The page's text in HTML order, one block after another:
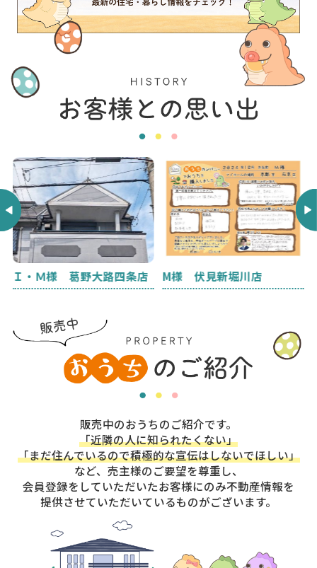
Ｉ・Ｍ様 葛野大路四条店 M様 伏見新堀川店
販売中のおうちのご紹介です。
「近隣の人に知られたくない」
「まだ住んでいるので積極的な宣伝はしないでほしい」
など、売主様のご要望を尊重し、
会員登録をしていただいたお客様にのみ不動産情報を
提供させていただいているものがございます。